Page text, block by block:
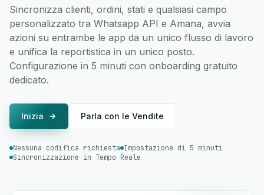
Sincronizza clienti, ordini, stati e qualsiasi campo
personalizzato tra Whatsapp API e Amana, avvia
azioni su entrambe le app da un unico flusso di lavoro
e unifica la reportistica in un unico posto.
Configurazione in 5 minuti con onboarding gratuito
dedicato.
Inizia Parla con le Vendite
Nessuna codifica richiesta Impostazione di 5 minuti
Sincronizzazione in Tempo Reale